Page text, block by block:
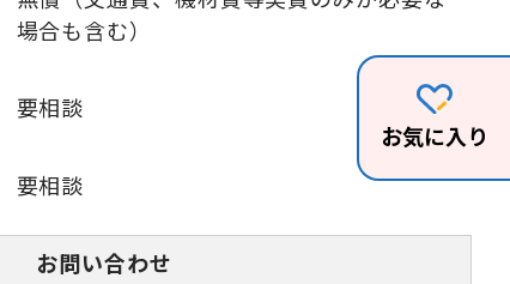
お気に入り
場合も含む）
要相談
要相談
お問い合わせ